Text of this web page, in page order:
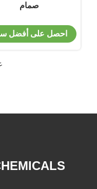
صمام
احصل على أفضل